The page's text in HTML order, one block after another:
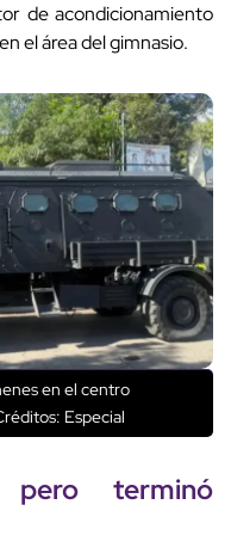
de acondicionamiento
el área del gimnasio.
en el centro
Especial
pero terminó